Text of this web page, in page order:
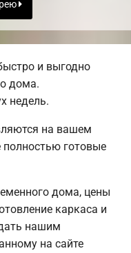
и выгодно
дома.
недель.
на вашем
готовые
дома, цены
каркаса и
нашим
на сайте